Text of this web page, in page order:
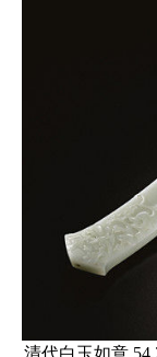
清代白玉如意